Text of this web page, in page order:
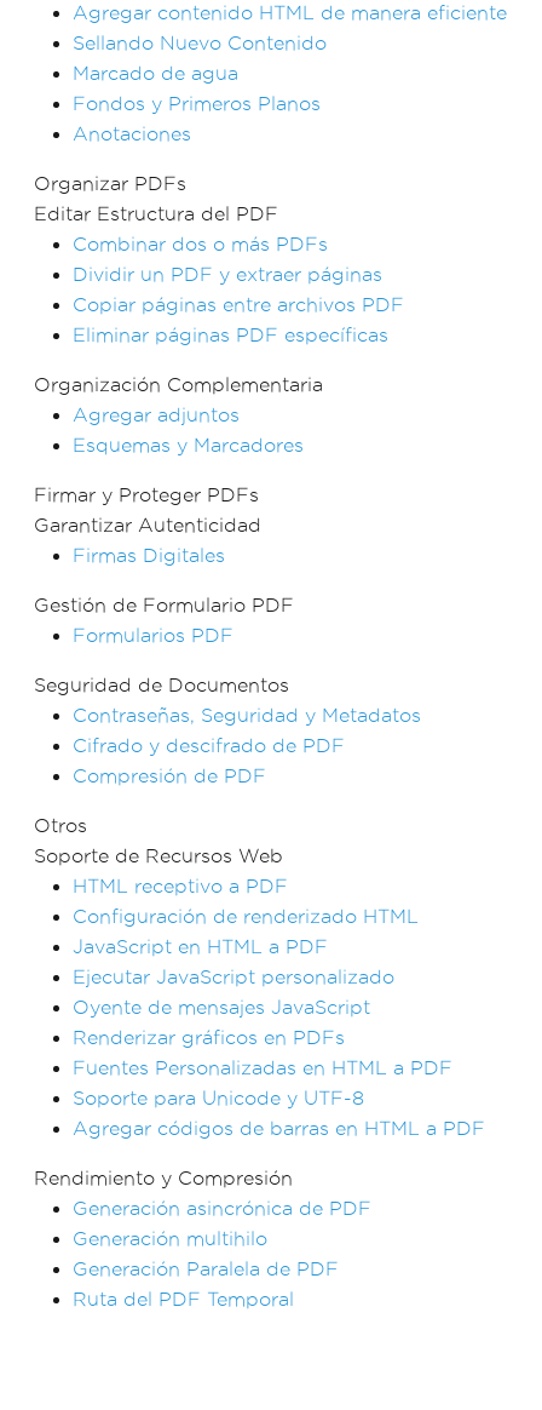
Agregar contenido HTML de manera eficiente
Sellando Nuevo Contenido
Marcado de agua
Fondos y Primeros Planos
Anotaciones
Organizar PDFs
Editar Estructura del PDF
Combinar dos o más PDFs
Dividir un PDF y extraer páginas
Copiar páginas entre archivos PDF
Eliminar páginas PDF específicas
Organización Complementaria
Agregar adjuntos
Esquemas y Marcadores
Firmar y Proteger PDFs
Garantizar Autenticidad
Firmas Digitales
Gestión de Formulario PDF
Formularios PDF
Seguridad de Documentos
Contraseñas, Seguridad y Metadatos
Cifrado y descifrado de PDF
Compresión de PDF
Otros
Soporte de Recursos Web
HTML receptivo a PDF
Configuración de renderizado HTML
JavaScript en HTML a PDF
Ejecutar JavaScript personalizado
Oyente de mensajes JavaScript
Renderizar gráficos en PDFs
Fuentes Personalizadas en HTML a PDF
Soporte para Unicode y UTF-8
Agregar códigos de barras en HTML a PDF
Rendimiento y Compresión
Generación asincrónica de PDF
Generación multihilo
Generación Paralela de PDF
Ruta del PDF Temporal